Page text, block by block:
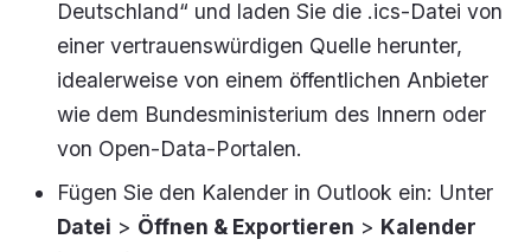
Deutschland“ und laden Sie die .ics-Datei von
einer vertrauenswürdigen Quelle herunter,
idealerweise von einem öffentlichen Anbieter
wie dem Bundesministerium des Innern oder
von Open-Data-Portalen.
Fügen Sie den Kalender in Outlook ein: Unter
Datei > Öffnen & Exportieren > Kalender